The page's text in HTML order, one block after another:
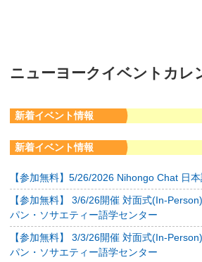
ニューヨークイベントカレ
新着イベント情報
新着イベント情報
【参加無料】5/26/2026 Nihongo Chat 日
【参加無料】 3/6/26開催 対面式(In-
パン・ソサエティー語学センター
【参加無料】 3/3/26開催 対面式(In-
パン・ソサエティー語学センター